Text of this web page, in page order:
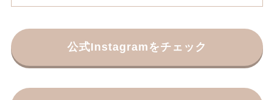
公式Instagramをチェック